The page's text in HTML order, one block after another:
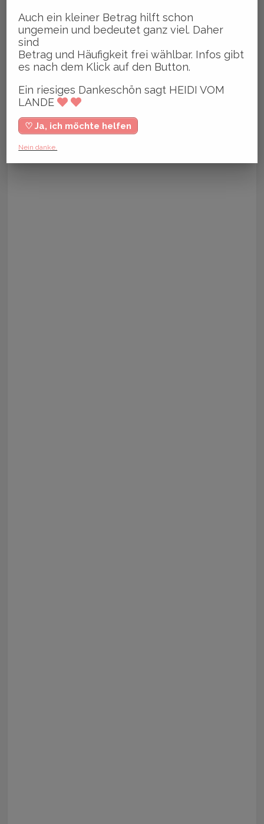
Auch ein kleiner Betrag hilft schon
ungemein und bedeutet ganz viel. Daher
sind
Betrag und Häufigkeit frei wählbar. Infos gibt
es nach dem Klick auf den Button.
Ein riesiges Dankeschön sagt HEIDI VOM
LANDE
♡ Ja, ich möchte helfen
Nein danke.